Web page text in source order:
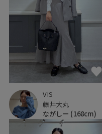
VIS
藤井大丸
ながしー (168cm)